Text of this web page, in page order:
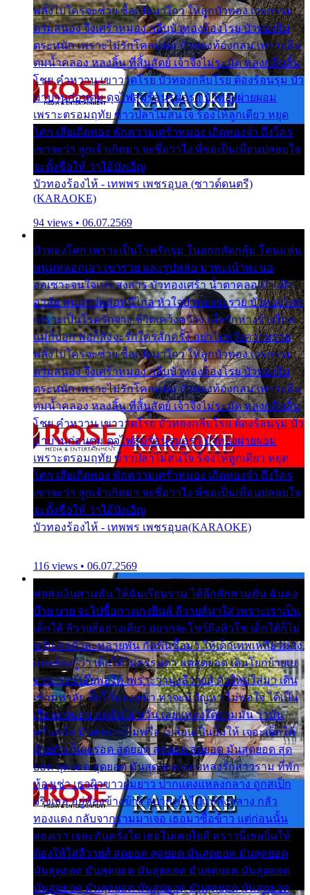
พลั้งไปใครจะช่วย ซื้อเปลมาไกว ให้ลูกบัวทอง เวรกรรม
ตามสนอง จึงเศร้าหมอง กลีบบัวทองต้องโรย บัวทองไม่
ตระหนัก เพราะไม่รักโคลนตม บัวทองท้องกลม เพราะลืม
ตมน้ำคลอง หลงลิ้น ที่สิ้นสัตย์ เจ้าจึงไม่ระมัด หลงกลิ่นลิ้น
โชย คำหวาน เขาวาดโรย บัวทองกลีบโรย ต้องร้อนรุม บัว
มาบานก่อนตูม ดุจไฟสุมร้อนรุมอุรา บัวทองผ่ายผอม
เพราะตรอมฤทัย ข้าวปลาไม่สนใจ ร้องไห้ลูกเดียว หยุด
โศก เสียเถิดทอง พักความเศร้าหมอง เถิดทองจ๋า ถึงใคร
เขาจะว่า ลูกเจ้าเกิดมา จะชื่อว่าไง พี่ขอเป็นเพื่อนปลอบใจ
จะตั้งชื่อให้ ว่าไอ้บังเอิญ
บัวทองร้องไห้ - เทพพร เพชรอุบล (ซาวด์ดนตรี)
(KARAOKE)
94 views • 06.07.2569
บัวทองโศก เพราะเป็นโรครักรุม ในอกกลัดกลุ้ม โดนแฟน
หนุ่มหลอกเอา เขารวย และรูปหล่อ มาพะเน้าพะนอ
ออเซาะจนใจเบา สงสาร บัวทองเศร้า น้ำตาคลอเบ้า เฝ้า
อาลัย หนุ่มรูปหล่อหนีไกล หัวใจบัวทองระรวย บัวทองโศก
เพราะเป็นโรครักจาง ชีวิตเคว้งคว้าง เมื่อรักห่างร้างไกล
แม่ก็บอก พ่อก็สั่งจะรักใครสักครั้ง อย่าไปหวังความรวย
พลั้งไปใครจะช่วย ซื้อเปลมาไกว ให้ลูกบัวทอง เวรกรรม
ตามสนอง จึงเศร้าหมอง กลีบบัวทองต้องโรย บัวทองไม่
ตระหนัก เพราะไม่รักโคลนตม บัวทองท้องกลม เพราะลืม
ตมน้ำคลอง หลงลิ้น ที่สิ้นสัตย์ เจ้าจึงไม่ระมัด หลงกลิ่นลิ้น
โชย คำหวาน เขาวาดโรย บัวทองกลีบโรย ต้องร้อนรุม บัว
มาบานก่อนตูม ดุจไฟสุมร้อนรุมอุรา บัวทองผ่ายผอม
เพราะตรอมฤทัย ข้าวปลาไม่สนใจ ร้องไห้ลูกเดียว หยุด
โศก เสียเถิดทอง พักความเศร้าหมอง เถิดทองจ๋า ถึงใคร
เขาจะว่า ลูกเจ้าเกิดมา จะชื่อว่าไง พี่ขอเป็นเพื่อนปลอบใจ
จะตั้งชื่อให้ ว่าไอ้บังเอิญ
บัวทองร้องไห้ - เทพพร เพชรอุบล(KARAOKE)
116 views • 06.07.2569
พ่อส่งเงินสามพัน ให้ฉันเรียนราม ได้อีกสักสามพัน ฉันคง
บ๊าย บาย จะไปซื้อกางเกงยีนส์ ลีวายส์มาใส่ เพราะเราเป็น
เด็กใต้ ลีวายส์อย่างเดียว อยากจะโชว์ถึงหิวโซ เด็กใต้ก็ไม่
หวั่น ตกตัวละหลายพัน กัดฟันซื้อมา ให้เด็กเทพเหลียวมอง
และต้องรู้ว่า เด็กใต้ไม่ธรรมดา แต่สุดยอด เดินโยกย้ายเย
ยวน กวนโอ๊ยพอได้ เพราะว่านุ่งลีวายส์ ตัวใหม่ใส่มา เดิน
เข้ามหาลัย จิ๊กโก๊มองหน้า ท่าจะมีปัญหา ไม่พอใจ ได้เป็น
เรื่องแน่นอน แต่ฉันไม่หวั่น เลยแหลงใต้ถามมัน ว่ามัน
พรั่นพรือ มันตอบว่าไม่พรื่อ เปลี่ยนเป็นยิ้มให้ เจอะเด็กใต้
ด้วยกัน ก็เลยรอด สุดยอด สุดยอด สุดยอด มันสุดยอด สุด
ยอด สุดยอด สุดยอด มันสุดยอด แอบหลงรักสาวราม ที่พัก
ห้องเช่า เธอผิวขาวผมยาว ปากแดงแหลงกลาง ถูกสเป็ก
จริงเธอ อยู่ห้องข้างข้าง อยากเข้าไปแหลงกลาง กลัว
ทองแดง กลับจากรามมาเจอ เธอมาซื้อข้าว แต่ก่อนนั้น
สองเรา เจอะกันครั้งใด เธอไม่เคยไยดี คราวนี้เธอยิ้มให้
ต้องให้ใส่ลีวายส์ สุดยอด สุดยอด มันสุดยอด มันสุดยอด
มันสุดยอด มันสุดยอด มันสุดยอด มันสุดยอด มันสุดยอด
มันสุดยอด มันสุดยอด มันสุดยอด มันสุดยอด มันสุดยอด